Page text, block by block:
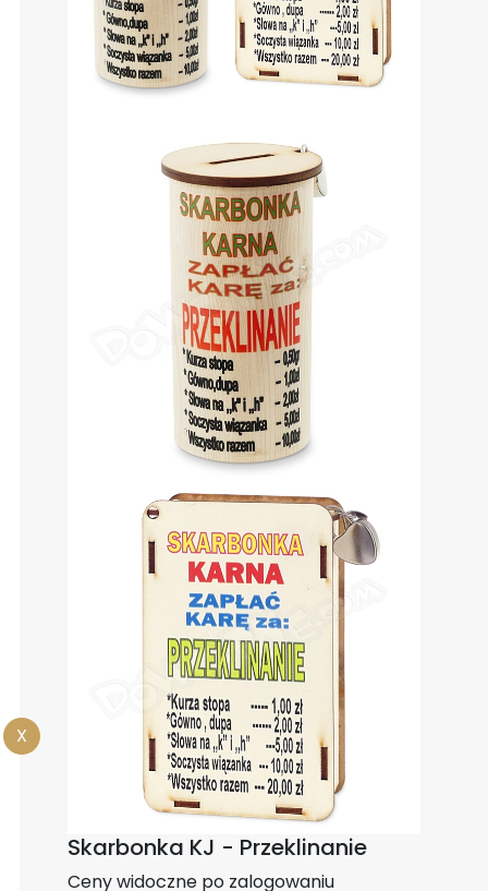
X
Skarbonka KJ - Przeklinanie
Ceny widoczne po zalogowaniu